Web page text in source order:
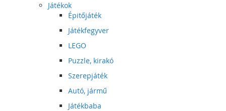
Játékok
Épitőjáték
Játékfegyver
LEGO
Puzzle, kirakó
Szerepjáték
Autó, jármű
Játékbaba